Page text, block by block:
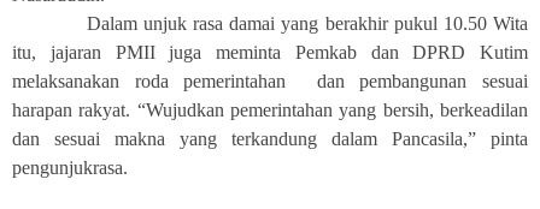
Dalam unjuk rasa damai yang berakhir pukul 10.50 Wita
itu, jajaran PMII juga meminta Pemkab dan DPRD Kutim
melaksanakan roda pemerintahan dan pembangunan sesuai
harapan rakyat. “Wujudkan pemerintahan yang bersih, berkeadilan
dan sesuai makna yang terkandung dalam Pancasila,” pinta
pengunjukrasa.